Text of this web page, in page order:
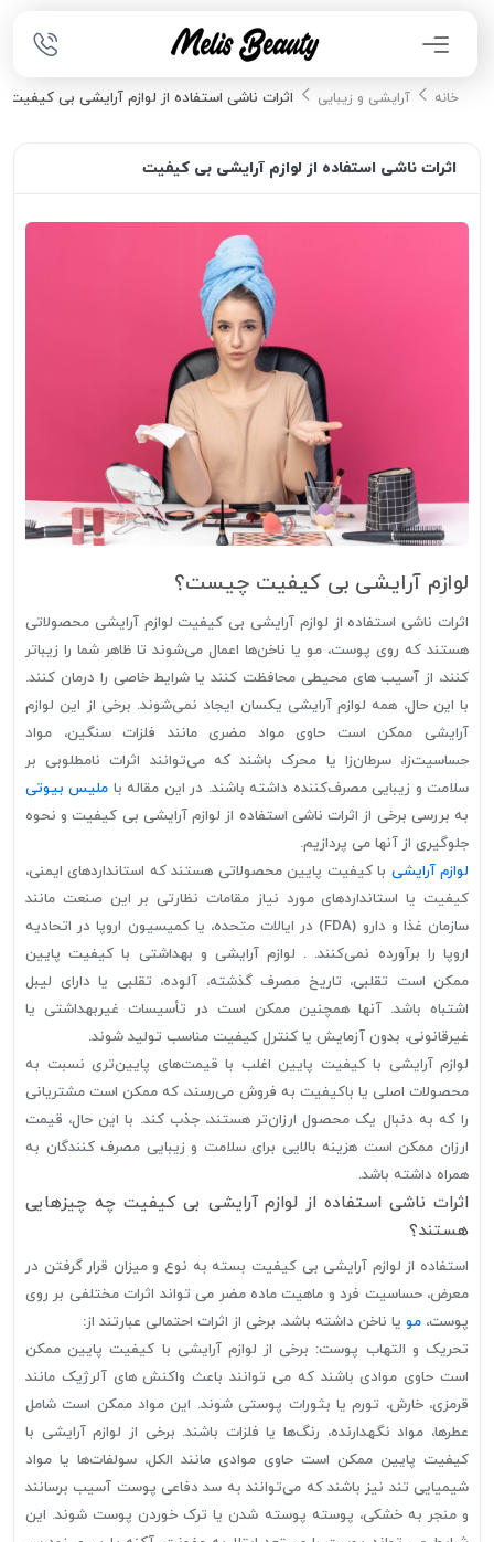
خانه آرایشی و زیبایی اثرات ناشی استفاده از لوازم آرایشی بی کیفیت
اثرات ناشی استفاده از لوازم آرایشی بی کیفیت
لوازم آرایشی بی کیفیت چیست؟
اثرات ناشی استفاده از لوازم آرایشی بی کیفیت لوازم آرایشی محصولاتی
هستند که روی پوست، مو یا ناخن‌ها اعمال می‌شوند تا ظاهر شما را زیباتر
کنند، از آسیب های محیطی محافظت کنند یا شرایط خاصی را درمان کنند.
با این حال، همه لوازم آرایشی یکسان ایجاد نمی‌شوند. برخی از این لوازم
آرایشی ممکن است حاوی مواد مضری مانند فلزات سنگین، مواد
حساسیت‌زا، سرطان‌زا یا محرک باشند که می‌توانند اثرات نامطلوبی بر
سلامت و زیبایی مصرف‌کننده داشته باشند. در این مقاله با ملیس بیوتی
به بررسی برخی از اثرات ناشی استفاده از لوازم آرایشی بی کیفیت و نحوه
جلوگیری از آنها می پردازیم.
لوازم آرایشی با کیفیت پایین محصولاتی هستند که استانداردهای ایمنی،
کیفیت یا استانداردهای مورد نیاز مقامات نظارتی بر این صنعت مانند
سازمان غذا و دارو (FDA) در ایالات متحده، یا کمیسیون اروپا در اتحادیه
اروپا را برآورده نمی‌کنند. . لوازم آرایشی و بهداشتی با کیفیت پایین
ممکن است تقلبی، تاریخ مصرف گذشته، آلوده، تقلبی یا دارای لیبل
اشتباه باشد. آنها همچنین ممکن است در تأسیسات غیربهداشتی یا
غیرقانونی، بدون آزمایش یا کنترل کیفیت مناسب تولید شوند.
لوازم آرایشی با کیفیت پایین اغلب با قیمت‌های پایین‌تری نسبت به
محصولات اصلی یا باکیفیت به فروش می‌رسند، که ممکن است مشتریانی
را که به دنبال یک محصول ارزان‌تر هستند، جذب کند. با این حال، قیمت
ارزان ممکن است هزینه بالایی برای سلامت و زیبایی مصرف کنندگان به
همراه داشته باشد.
اثرات ناشی استفاده از لوازم آرایشی بی کیفیت چه چیزهایی
هستند؟
استفاده از لوازم آرایشی بی کیفیت بسته به نوع و میزان قرار گرفتن در
معرض، حساسیت فرد و ماهیت ماده مضر می تواند اثرات مختلفی بر روی
پوست، مو یا ناخن داشته باشد. برخی از اثرات احتمالی عبارتند از:
تحریک و التهاب پوست: برخی از لوازم آرایشی با کیفیت پایین ممکن
است حاوی موادی باشند که می توانند باعث واکنش های آلرژیک مانند
قرمزی، خارش، تورم یا بثورات پوستی شوند. این مواد ممکن است شامل
عطرها، مواد نگهدارنده، رنگ‌ها یا فلزات باشند. برخی از لوازم آرایشی با
کیفیت پایین ممکن است حاوی موادی مانند الکل، سولفات‌ها یا مواد
شیمیایی تند نیز باشند که می‌توانند به سد دفاعی پوست آسیب برسانند
و منجر به خشکی، پوسته پوسته شدن یا ترک خوردن پوست شوند. این